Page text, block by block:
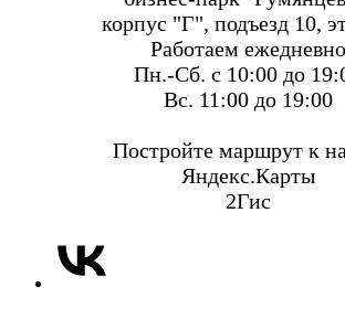
корпус "Г", подъезд 10,
Работаем ежедневно
Пн.-Сб. с 10:00 до
Вс. 11:00 до 19:00
Постройте маршрут к
Яндекс.Карты
2Гис